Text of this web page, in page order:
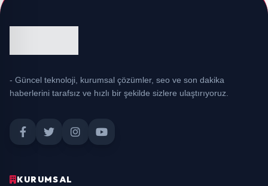
- Güncel teknoloji, kurumsal çözümler, seo ve son dakika
haberlerini tarafsız ve hızlı bir şekilde sizlere ulaştırıyoruz.
KURUMSAL